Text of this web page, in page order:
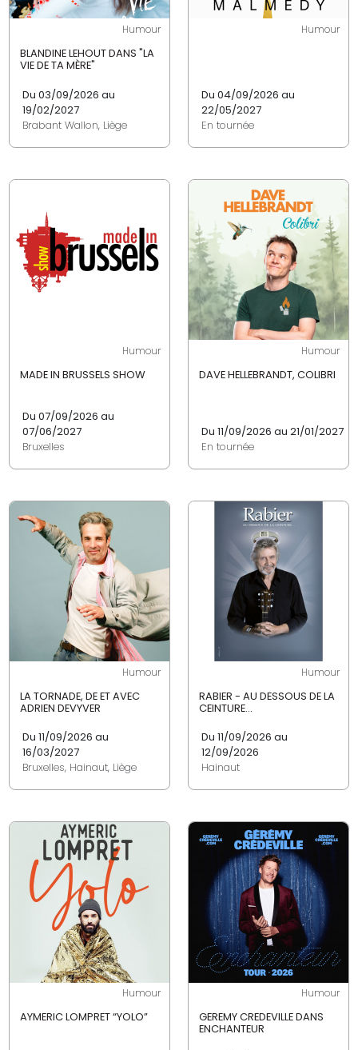
Humour
BLANDINE LEHOUT DANS "LA
VIE DE TA MÈRE"
Du 03/09/2026 au
19/02/2027
Brabant Wallon, Liège
Humour
Du 04/09/2026 au
22/05/2027
En tournée
Humour
MADE IN BRUSSELS SHOW
Du 07/09/2026 au
07/06/2027
Bruxelles
Humour
DAVE HELLEBRANDT, COLIBRI
Du 11/09/2026 au 21/01/2027
En tournée
Humour
LA TORNADE, DE ET AVEC
ADRIEN DEVYVER
Du 11/09/2026 au
16/03/2027
Bruxelles, Hainaut, Liège
Humour
RABIER - AU DESSOUS DE LA
CEINTURE...
Du 11/09/2026 au
12/09/2026
Hainaut
Humour
AYMERIC LOMPRET “YOLO”
Humour
GEREMY CREDEVILLE DANS
ENCHANTEUR